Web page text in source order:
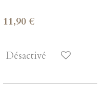
11,90 €
Désactivé